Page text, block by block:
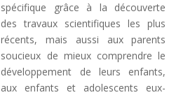
spécifique grâce à la découverte
des travaux scientifiques les plus
récents, mais aussi aux parents
soucieux de mieux comprendre le
développement de leurs enfants,
aux enfants et adolescents eux-